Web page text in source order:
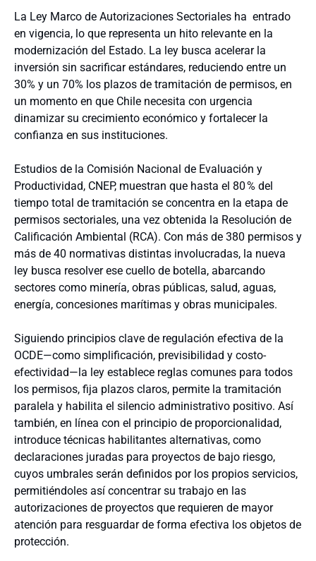
La Ley Marco de Autorizaciones Sectoriales ha entrado
en vigencia, lo que representa un hito relevante en la
modernización del Estado. La ley busca acelerar la
inversión sin sacrificar estándares, reduciendo entre un
30% y un 70% los plazos de tramitación de permisos, en
un momento en que Chile necesita con urgencia
dinamizar su crecimiento económico y fortalecer la
confianza en sus instituciones.
Estudios de la Comisión Nacional de Evaluación y
Productividad, CNEP, muestran que hasta el 80% del
tiempo total de tramitación se concentra en la etapa de
permisos sectoriales, una vez obtenida la Resolución de
Calificación Ambiental (RCA). Con más de 380 permisos y
más de 40 normativas distintas involucradas, la nueva
ley busca resolver ese cuello de botella, abarcando
sectores como minería, obras públicas, salud, aguas,
energía, concesiones marítimas y obras municipales.
Siguiendo principios clave de regulación efectiva de la
OCDE—como simplificación, previsibilidad y costo-
efectividad—la ley establece reglas comunes para todos
los permisos, fija plazos claros, permite la tramitación
paralela y habilita el silencio administrativo positivo. Así
también, en línea con el principio de proporcionalidad,
introduce técnicas habilitantes alternativas, como
declaraciones juradas para proyectos de bajo riesgo,
cuyos umbrales serán definidos por los propios servicios,
permitiéndoles así concentrar su trabajo en las
autorizaciones de proyectos que requieren de mayor
atención para resguardar de forma efectiva los objetos de
protección.